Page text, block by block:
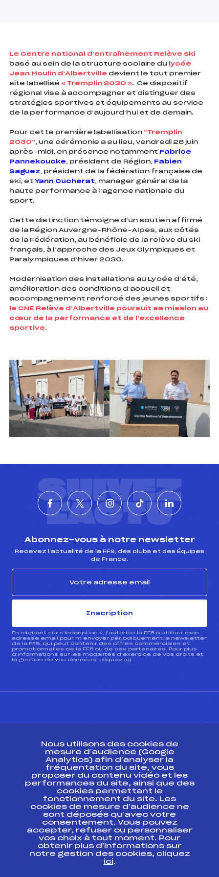
Le Centre national d’entraînement Relève ski
basé au sein de la structure scolaire du lycée
Jean Moulin d’Albertville devient le tout premier
site labellisé « Tremplin 2030 ». Ce dispositif
régional vise à accompagner et distinguer des
stratégies sportives et équipements au service
de la performance d’aujourd’hui et de demain.
Pour cette première labellisation “Tremplin
2030”, une cérémonie a eu lieu, vendredi 26 juin
après-midi, en présence notamment Fabrice
Pannekoucke, président de Région, Fabien
Saguez, président de la fédération française de
ski, et Yann Cucherat, manager général de la
haute performance à l’agence nationale du
sport.
Cette distinction témoigne d’un soutien affirmé
de la Région Auvergne-Rhône-Alpes, aux côtés
de la Fédération, au bénéficie de la relève du ski
français, à l’approche des Jeux Olympiques et
Paralympiques d’hiver 2030.
Modernisation des installations au Lycée d’été,
amélioration des conditions d’accueil et
accompagnement renforcé des jeunes sportifs :
le CNE Relève d’Albertville poursuit sa mission au
cœur de la performance et de l’excellence
sportive.
SUIVEZ
L'ACTU
Abonnez-vous à notre newsletter
Recevez l’actualité de la FFS, des clubs et des Équipes
de France.
Inscription
En cliquant sur « inscription », j’autorise la FFS à utiliser mon
adresse email pour m’envoyer périodiquement la newsletter
de la FFS, qui peut contenir des offres commerciales et
promotionnelles de la FFS ou de ses partenaires. Pour plus
d’informations sur les modalités d’exercice de vos droits et
la gestion de vos données, cliquez ici
Ressources
Pass’Neige
Projet sportif fédéral
Projet de performance fédéral
Antidopage
Pôle Développement, Formation, Suivi
Scientifique
Listes ministérielles
Pôle vie de l’athlète
Enseignement professionnel
Nous utilisons des cookies de
mesure d’audience (Google
Analytics) afin d’analyser la
fréquentation du site, vous
proposer du contenu vidéo et les
performances du site, ainsi que des
cookies permettant le
fonctionnement du site. Les
cookies de mesure d’audience ne
sont déposés qu’avec votre
consentement. Vous pouvez
accepter, refuser ou personnaliser
vos choix à tout moment. Pour
obtenir plus d'informations sur
notre gestion des cookies, cliquez
ici.